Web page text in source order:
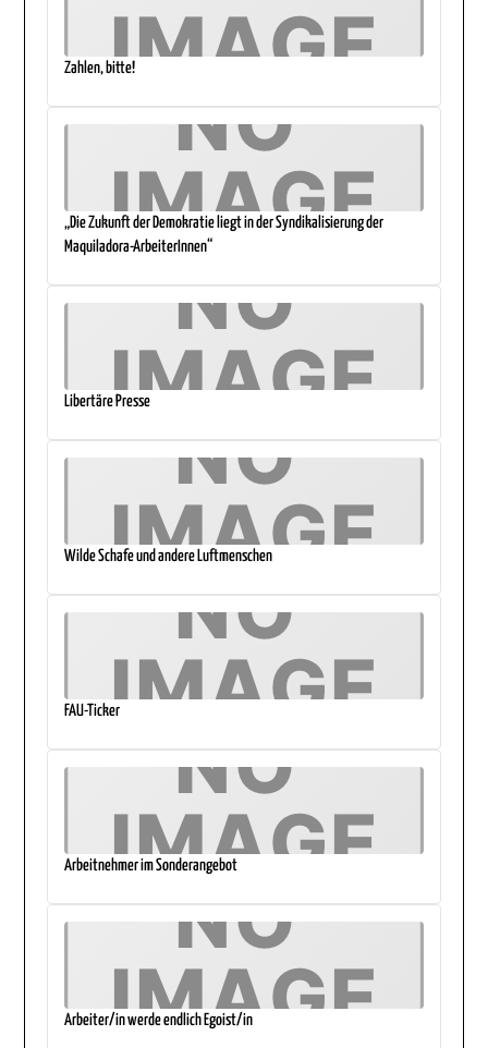
Zahlen, bitte!
„Die Zukunft der Demokratie liegt in der Syndikalisierung der
Maquiladora-ArbeiterInnen“
Libertäre Presse
Wilde Schafe und andere Luftmenschen
FAU-Ticker
Arbeitnehmer im Sonderangebot
Arbeiter/in werde endlich Egoist/in